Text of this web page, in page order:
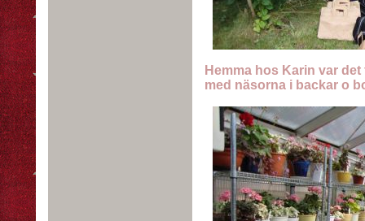
Hemma hos Karin var
med näsorna i backar o